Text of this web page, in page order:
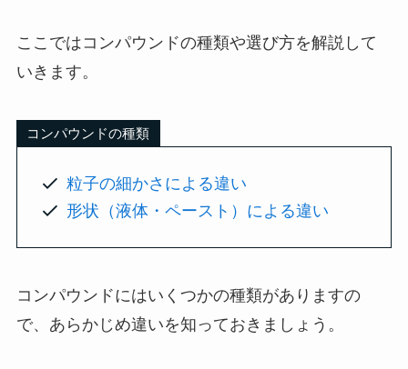
ここではコンパウンドの種類や選び方を解説して
いきます。
コンパウンドの種類
粒子の細かさによる違い
形状（液体・ペースト）による違い
コンパウンドにはいくつかの種類がありますの
で、あらかじめ違いを知っておきましょう。